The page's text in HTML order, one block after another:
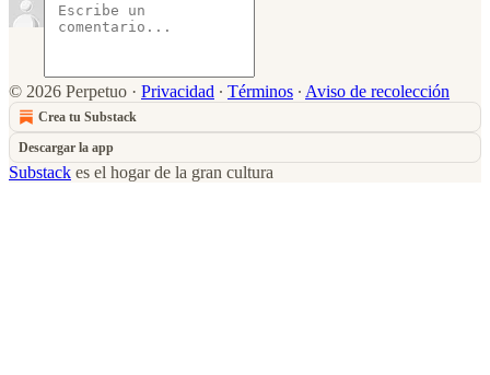
© 2026 Perpetuo · Privacidad ∙ Términos ∙ Aviso de recolección
Crea tu Substack
Descargar la app
Substack es el hogar de la gran cultura